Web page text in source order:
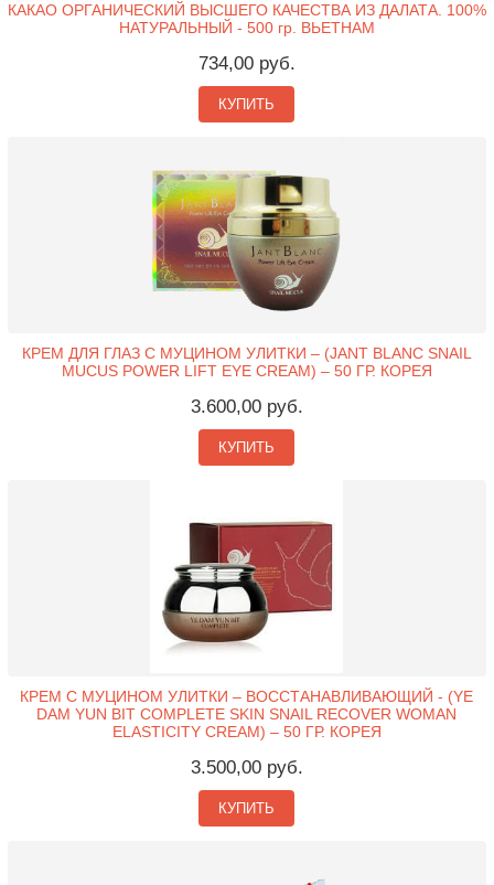
КАКАО ОРГАНИЧЕСКИЙ ВЫСШЕГО КАЧЕСТВА ИЗ ДАЛАТА. 100%
НАТУРАЛЬНЫЙ - 500 гр. ВЬЕТНАМ
734,00 руб.
КУПИТЬ
КРЕМ ДЛЯ ГЛАЗ С МУЦИНОМ УЛИТКИ – (JANT BLANC SNAIL
MUCUS POWER LIFT EYE CREAM) – 50 ГР. КОРЕЯ
3.600,00 руб.
КУПИТЬ
КРЕМ С МУЦИНОМ УЛИТКИ – ВОССТАНАВЛИВАЮЩИЙ - (YE
DAM YUN BIT COMPLETE SKIN SNAIL RECOVER WOMAN
ELASTICITY CREAM) – 50 ГР. КОРЕЯ
3.500,00 руб.
КУПИТЬ